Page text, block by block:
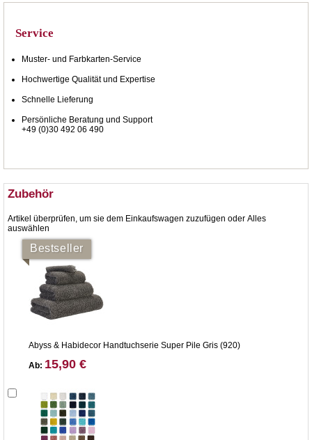
Service
Muster- und Farbkarten-Service
Hochwertige Qualität und Expertise
Schnelle Lieferung
Persönliche Beratung und Support
+49 (0)30 492 06 490
Zubehör
Artikel überprüfen, um sie dem Einkaufswagen zuzufügen oder Alles
auswählen
Bestseller
Abyss & Habidecor Handtuchserie Super Pile Gris (920)
Ab: 15,90 €